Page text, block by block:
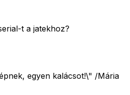
t a jatekhoz?
egyen kalácsot!\" /Mária